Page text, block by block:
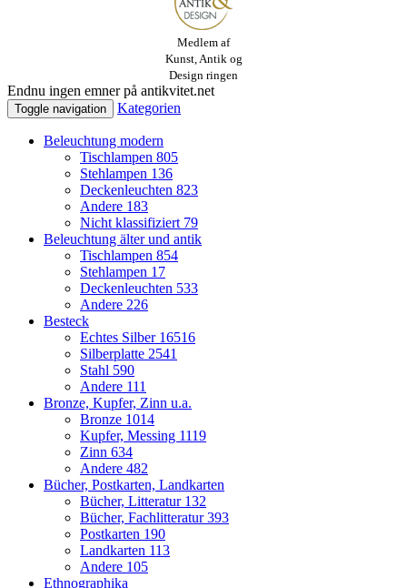
Medlem af
Kunst, Antik og
Design ringen
Endnu ingen emner på antikvitet.net
Toggle navigation Kategorien
Beleuchtung modern
Tischlampen 805
Stehlampen 136
Deckenleuchten 823
Andere 183
Nicht klassifiziert 79
Beleuchtung älter und antik
Tischlampen 854
Stehlampen 17
Deckenleuchten 533
Andere 226
Besteck
Echtes Silber 16516
Silberplatte 2541
Stahl 590
Andere 111
Bronze, Kupfer, Zinn u.a.
Bronze 1014
Kupfer, Messing 1119
Zinn 634
Andere 482
Bücher, Postkarten, Landkarten
Bücher, Litteratur 132
Bücher, Fachlitteratur393
Postkarten 190
Landkarten 113
Andere 105
Ethnographika